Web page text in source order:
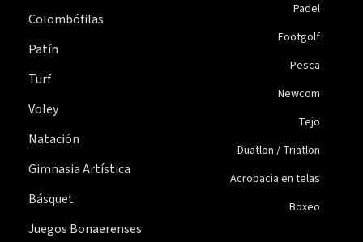
Colombófilas
Patín
Turf
Voley
Natación
Gimnasia Artística
Básquet
Juegos Bonaerenses
Padel
Footgolf
Pesca
Newcom
Tejo
Duatlon / Triatlon
Acrobacia en telas
Boxeo